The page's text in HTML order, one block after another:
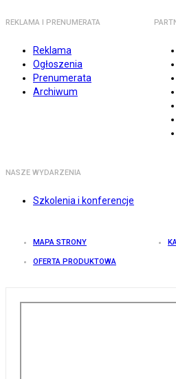
REKLAMA I PRENUMERATA
Reklama
Ogłoszenia
Prenumerata
Archiwum
NASZE WYDARZENIA
Szkolenia i konferencje
MAPA STRONY
OFERTA PRODUKTOWA